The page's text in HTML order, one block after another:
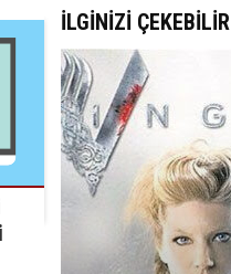
İLGINIZI ÇEKEBILIR